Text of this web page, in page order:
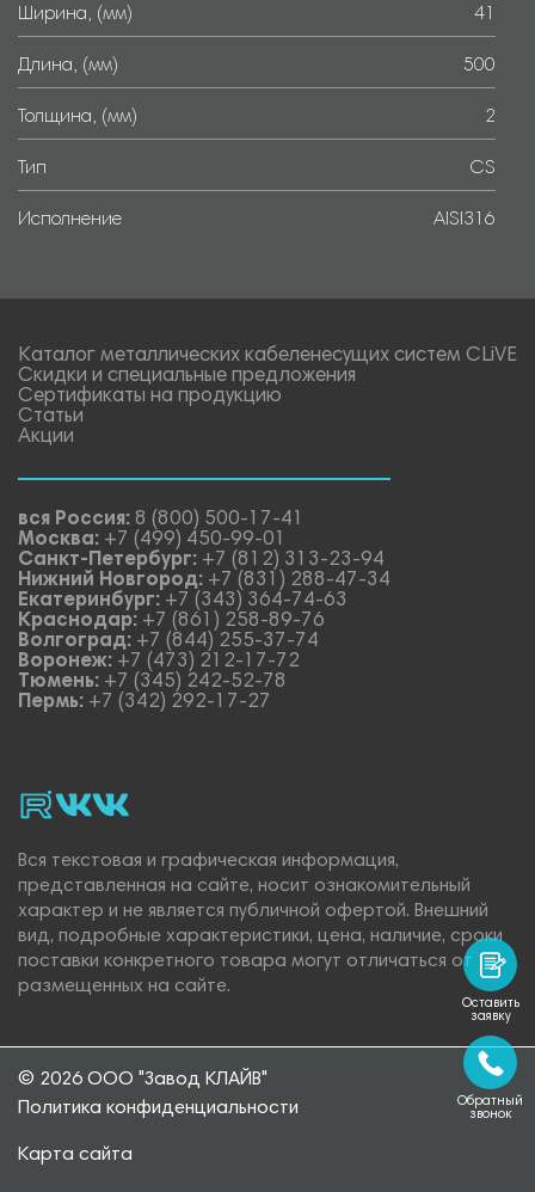
Ширина, (мм) 41
Длина, (мм) 500
Толщина, (мм) 2
Тип CS
Исполнение AISI316
Каталог металлических кабеленесущих систем CLiVE
Скидки и специальные предложения
Сертификаты на продукцию
Статьи
Акции
вся Россия: 8 (800) 500-17-41
Москва: +7 (499) 450-99-01
Санкт-Петербург: +7 (812) 313-23-94
Нижний Новгород: +7 (831) 288-47-34
Екатеринбург: +7 (343) 364-74-63
Краснодар: +7 (861) 258-89-76
Волгоград: +7 (844) 255-37-74
Воронеж: +7 (473) 212-17-72
Тюмень: +7 (345) 242-52-78
Пермь: +7 (342) 292-17-27
rutubevk_video.
Vk.
Вся текстовая и графическая информация,
представленная на сайте, носит ознакомительный
характер и не является публичной офертой. Внешний
вид, подробные характеристики, цена, наличие, сроки
поставки конкретного товара могут отличаться от
размещенных на сайте.
© 2026 ООО "Завод КЛАЙВ"
Политика конфиденциальности
Карта сайта
Оставить
заявку
Обратный
звонок